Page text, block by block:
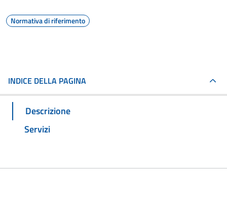
Normativa di riferimento
INDICE DELLA PAGINA
Descrizione
Servizi